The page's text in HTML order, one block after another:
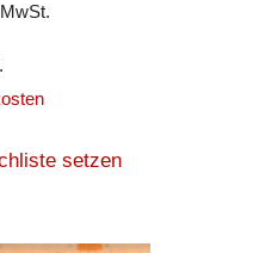
setzen